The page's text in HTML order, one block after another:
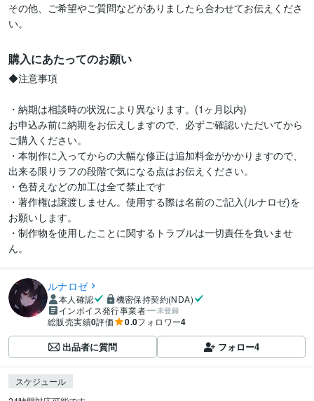
その他、ご希望やご質問などがありましたら合わせてお伝えくださ
い。
購入にあたってのお願い
◆注意事項
・納期は相談時の状況により異なります。(1ヶ月以内)
お申込み前に納期をお伝えしますので、必ずご確認いただいてから
ご購入ください。
・本制作に入ってからの大幅な修正は追加料金がかかりますので、
出来る限りラフの段階で気になる点はお伝えください。
・色替えなどの加工は全て禁止です
・著作権は譲渡しません。使用する際は名前のご記入(ルナロゼ)を
お願いします。
・制作物を使用したことに関するトラブルは一切責任を負いませ
ん。
ルナロゼ
本人確認
機密保持契約(NDA)
インボイス発行事業者
未登録
総販売実績0評価 0.0フォロワー4
出品者に質問 フォロー4
スケジュール